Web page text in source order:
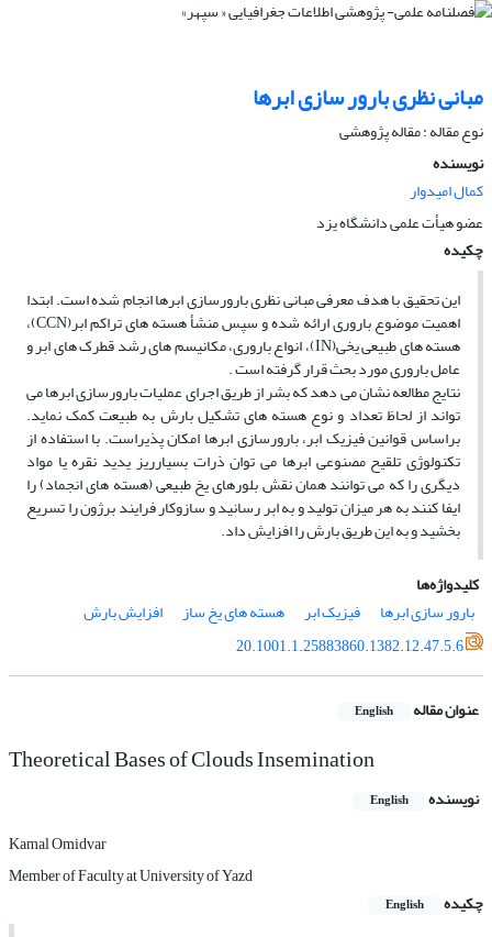
مبانى نظرى بارور سازى ابرها
نوع مقاله : مقاله پژوهشی
نویسنده
کمال امیدوار
عضو هیأت علمى دانشگاه یزد
چکیده
این تحقیق با هدف معرفى مبانى نظرى بارورسازى ابرها انجام شده است. ابتدا
اهمیت موضوع بارورى ارائه شده و سپس منشأ هسته‏ هاى تراکم ابر(CCN)،
هسته‏ هاى طبیعى یخى(IN)، انواع بارورى، مکانیسم‏ هاى رشد قطرک‏ هاى ابر و
عامل بارورى مورد بحث قرار گرفته است .
نتایج مطالعه نشان مى‏ دهد که بشر از طریق اجراى عملیات بارورسازى ابرها مى‏
تواند از لحاظ تعداد و نوع هسته‏ هاى تشکیل بارش به طبیعت کمک نماید.
براساس قوانین فیزیک ابر، بارورسازى ابرها امکان‏ پذیراست. با استفاده از
تکنولوژى تلقیح مصنوعى ابرها مى ‏توان ذرات بسیارریز یدید نقره یا مواد
دیگرى را که مى ‏توانند همان نقش بلورهاى یخ طبیعى (هسته‏ هاى انجماد) را
ایفا کنند به هر میزان تولید و به ابر رسانید و سازوکار فرایند برژون را تسریع
بخشید و به این طریق بارش را افزایش داد.
کلیدواژه‌ها
بارور سازى ابرها
فیزیک ابر هسته ‏هاى یخ ساز
افزایش بارش
20.1001.1.25883860.1382.12.47.5.6
عنوان مقاله English
Theoretical Bases of Clouds Insemination
نویسنده English
Kamal Omidvar
Member of Faculty at University of Yazd
چکیده
English